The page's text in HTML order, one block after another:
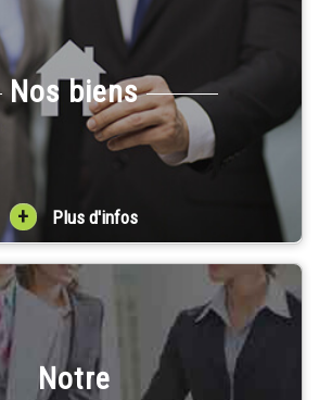
Nos biens
+ Plus d'infos
Notre